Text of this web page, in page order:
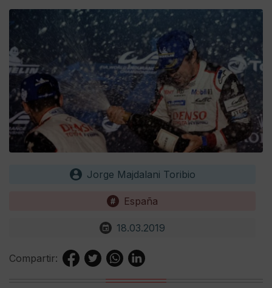
Jorge Majdalani Toribio
España
18.03.2019
Compartir: